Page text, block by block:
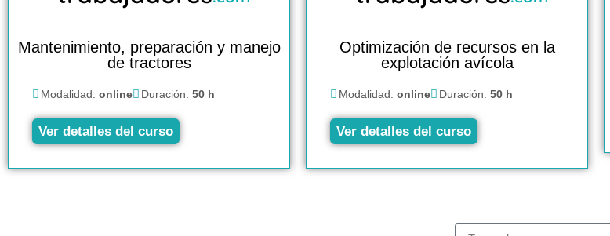
Mantenimiento, preparación y manejo
de tractores
Modalidad: online Duración: 50 h
Ver detalles del curso
Optimización de recursos en la
explotación avícola
Modalidad: online Duración: 50 h
Ver detalles del curso